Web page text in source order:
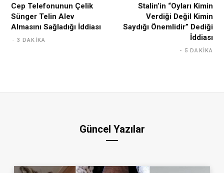
Cep Telefonunun Çelik
Sünger Telin Alev
Almasını Sağladığı İddiası
3 DAKIKA
Stalin’in “Oyları Kimin
Verdiği Değil Kimin
Saydığı Önemlidir” Dediği
İddiası
5 DAKIKA
Güncel Yazılar